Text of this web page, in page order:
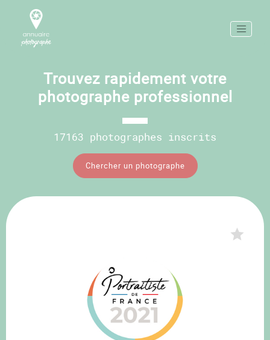
Trouvez rapidement votre
photographe professionnel
17163 photographes inscrits
Chercher un photographe